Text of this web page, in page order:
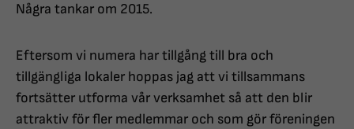
Några tankar om 2015.
Eftersom vi numera har tillgång till bra och
tillgängliga lokaler hoppas jag att vi tillsammans
fortsätter utforma vår verksamhet så att den blir
attraktiv för fler medlemmar och som gör föreningen